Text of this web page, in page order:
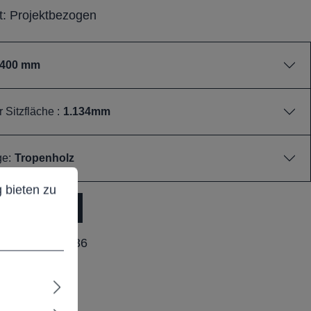
Projektbezogen
mm
Sitzfläche : 1.134mm
Tropenholz
M25036
zu können.
bieten zu